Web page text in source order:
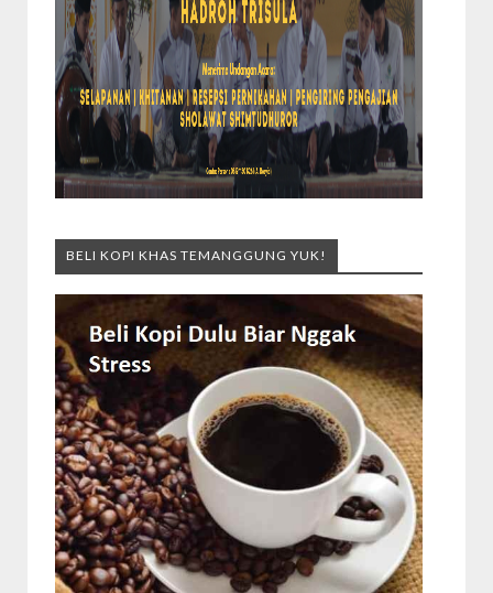
BELI KOPI KHAS TEMANGGUNG YUK!